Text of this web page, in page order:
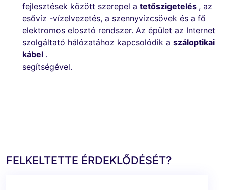
fejlesztések között szerepel a tetőszigetelés , az
esővíz -vízelvezetés, a szennyvízcsövek és a fő
elektromos elosztó rendszer. Az épület az Internet
szolgáltató hálózatához kapcsolódik a száloptikai
kábel .
segítségével.
FELKELTETTE ÉRDEKLŐDÉSÉT?